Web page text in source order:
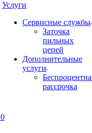
Услуги
Сервисные службы
Заточка
пильных
цепей
Дополнительные
услуги
рассрочка
0